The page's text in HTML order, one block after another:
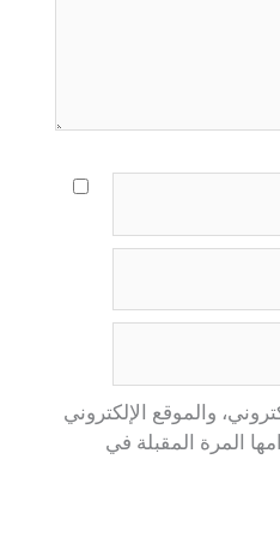
والموقع الإلكتروني
المرة المقبلة في